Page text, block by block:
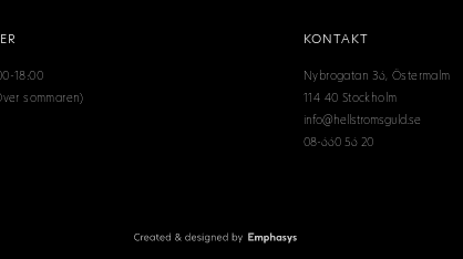
18:00
sommaren)
KONTAKT
Nybrogatan 36, Östermalm
114 40 Stockholm
info@hellstromsguld.se
08-660 56 20